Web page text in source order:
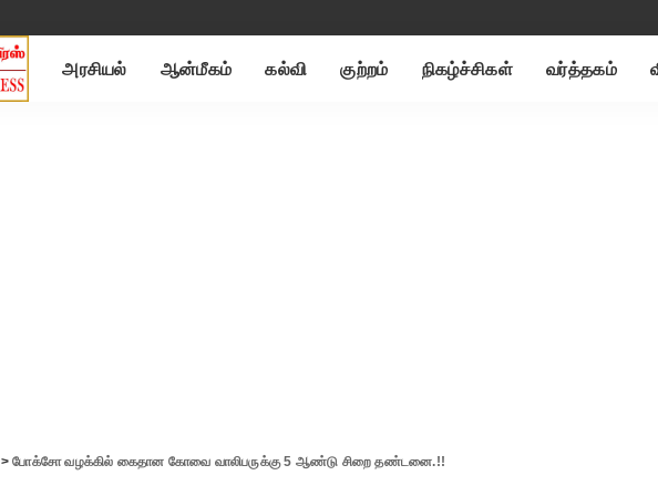
அரசியல் ஆன்மீகம் கல்வி குற்றம் நிகழ்ச்சிகள் வர்த்தகம்
>போக்சோ வழக்கில் கைதான கோவை வாலிபருக்கு 5 ஆண்டு சிறை தண்டனை.!!